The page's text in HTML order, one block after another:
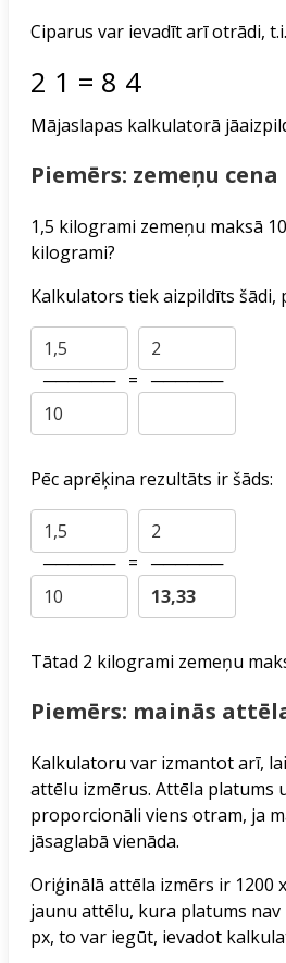
Ciparus var ievadīt arī otrādi,
2 1 = 8 4
Mājaslapas kalkulatorā
Piemērs: zemeņu cena
1,5 kilogrami zemeņu maksā
kilogrami?
Kalkulators tiek aizpildīts šādi,
────── = ──────
Pēc aprēķina rezultāts ir šāds:
────── = ──────
Tātad 2 kilogrami zemeņu
Piemērs: mainās
Kalkulatoru var izmantot arī,
attēlu izmērus. Attēla platums
proporcionāli viens otram, ja
jāsaglabā vienāda.
Oriģinālā attēla izmērs ir 1200
jaunu attēlu, kura platums nav
px, to var iegūt, ievadot